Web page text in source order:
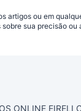
ou em
sua precisão ou
ONLINE